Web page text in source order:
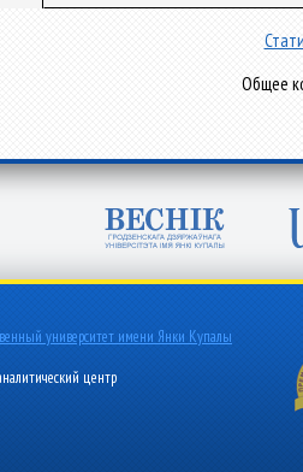
Общее
университет имени Янки Купалы
центр